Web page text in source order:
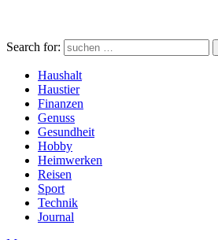
Search for:
Haushalt
Haustier
Finanzen
Genuss
Gesundheit
Hobby
Heimwerken
Reisen
Sport
Technik
Journal